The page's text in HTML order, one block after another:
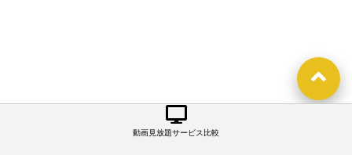
動画見放題サービス比較